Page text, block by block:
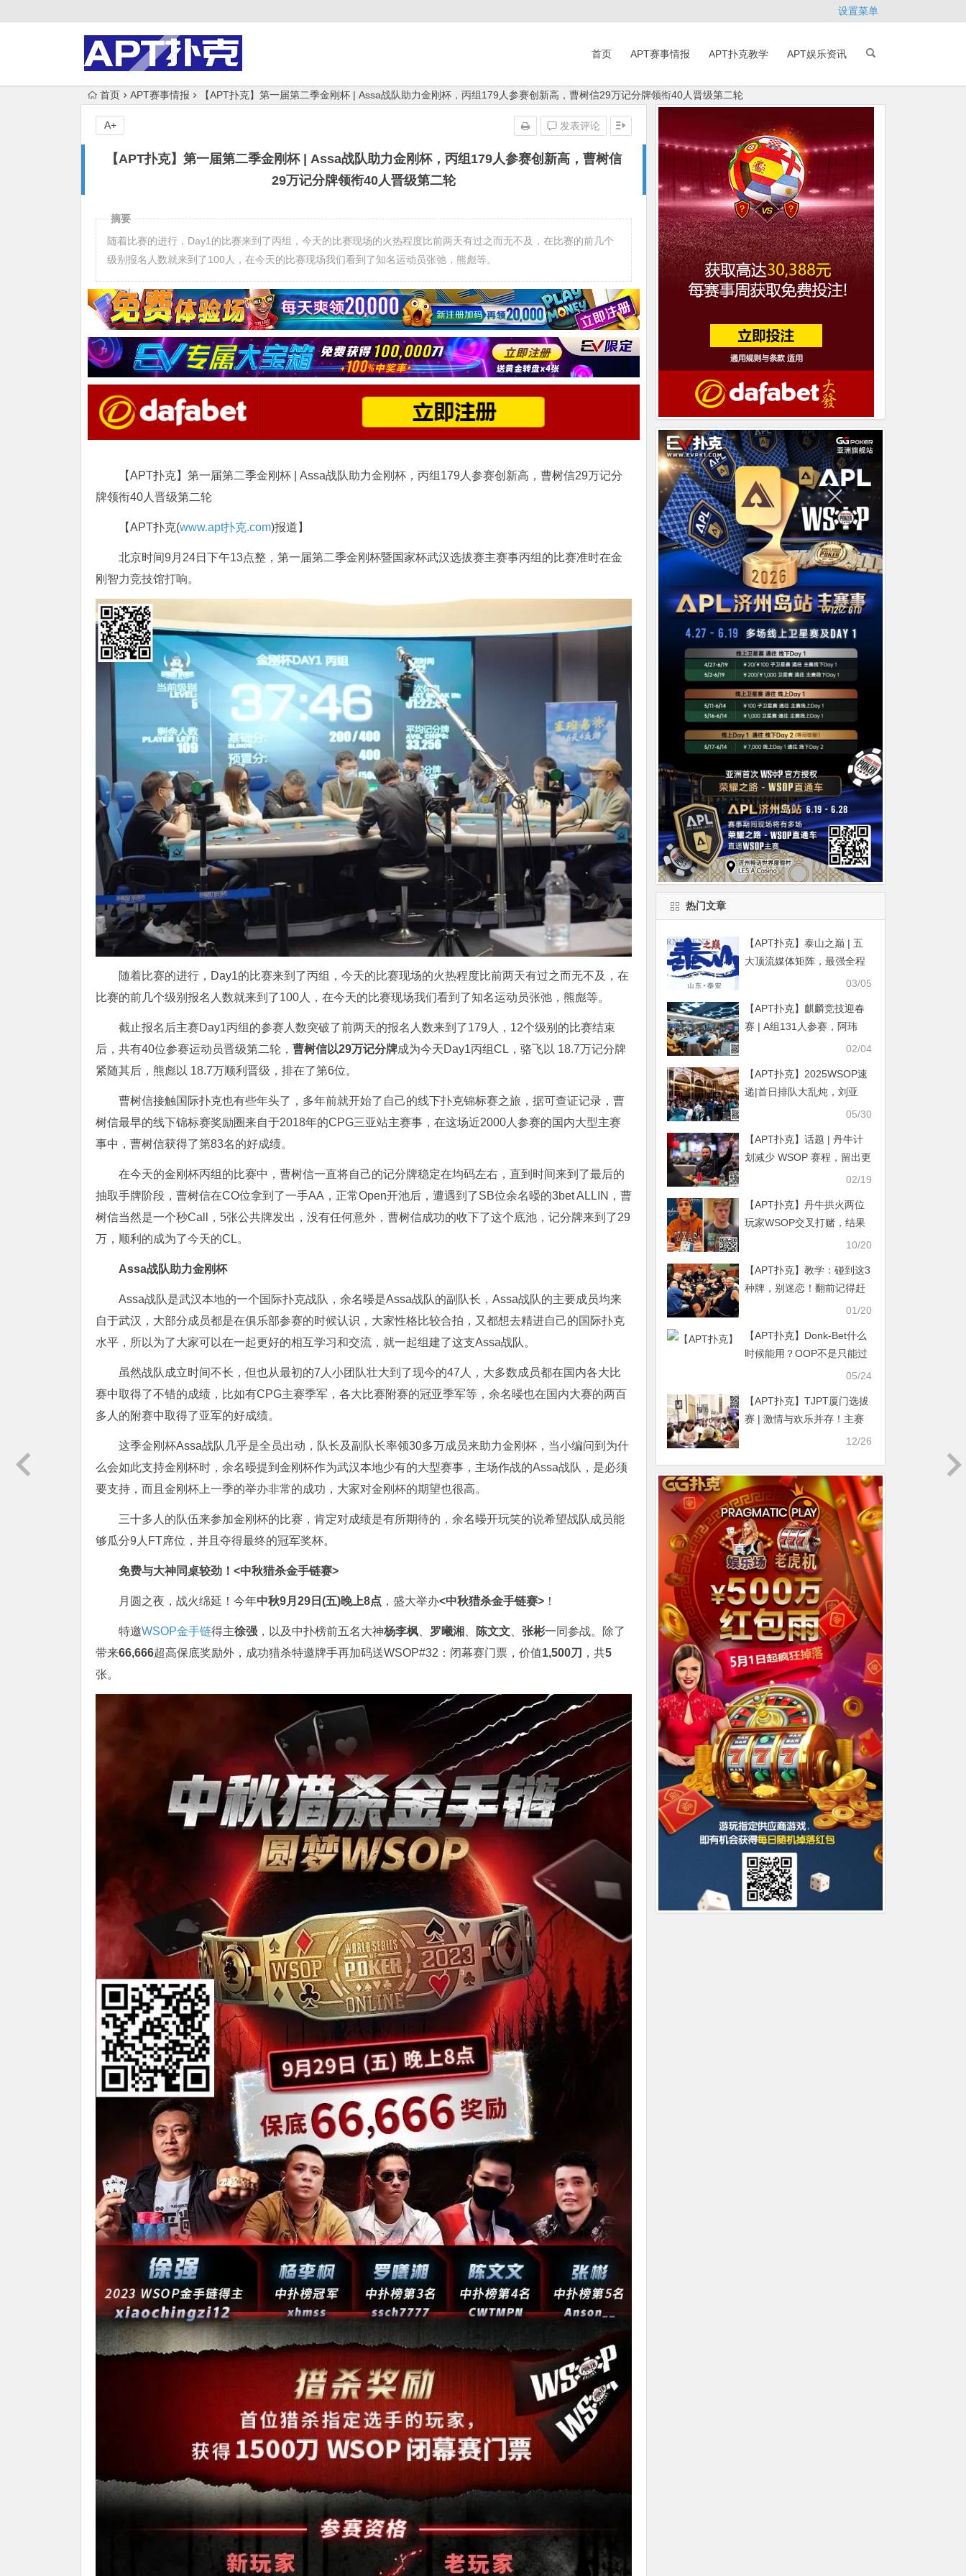
设置菜单
首页 APT赛事情报 APT扑克教学 APT娱乐资讯
首页 APT赛事情报 【APT扑克】第一届第二季金刚杯 | Assa战队助力金刚杯，丙组179人参赛创新高，曹树信29万记分牌领衔40人晋级第二轮
【APT扑克】第一届第二季金刚杯 | Assa战队助力金刚杯，丙组179人参赛创新高，曹树信
29万记分牌领衔40人晋级第二轮
发表评论
A+
摘要
随着比赛的进行，Day1的比赛来到了丙组，今天的比赛现场的火热程度比前两天有过之而无不及，在比赛的前几个
级别报名人数就来到了100人，在今天的比赛现场我们看到了知名运动员张弛，熊彪等。
【APT扑克】第一届第二季金刚杯 | Assa战队助力金刚杯，丙组179人参赛创新高，曹树信29万记分
牌领衔40人晋级第二轮
【APT扑克(www.apt扑克.com)报道】
北京时间9月24日下午13点整，第一届第二季金刚杯暨国家杯武汉选拔赛主赛事丙组的比赛准时在金
刚智力竞技馆打响。
随着比赛的进行，Day1的比赛来到了丙组，今天的比赛现场的火热程度比前两天有过之而无不及，在
比赛的前几个级别报名人数就来到了100人，在今天的比赛现场我们看到了知名运动员张弛，熊彪等。
截止报名后主赛Day1丙组的参赛人数突破了前两天的报名人数来到了179人，12个级别的比赛结束
后，共有40位参赛运动员晋级第二轮， 曹树信以29万记分牌成为今天Day1丙组CL，骆飞以 18.7万记分牌
紧随其后，熊彪以 18.7万顺利晋级，排在了第6位。
曹树信接触国际扑克也有些年头了，多年前就开始了自己的线下扑克锦标赛之旅，据可查证记录，曹
树信最早的线下锦标赛奖励圈来自于2018年的CPG三亚站主赛事，在这场近2000人参赛的国内大型主赛
事中，曹树信获得了第83名的好成绩。
在今天的金刚杯丙组的比赛中，曹树信一直将自己的记分牌稳定在均码左右，直到时间来到了最后的
抽取手牌阶段，曹树信在CO位拿到了一手AA，正常Open开池后，遭遇到了SB位余名暥的3bet ALLIN，曹
树信当然是一个秒Call，5张公共牌发出，没有任何意外，曹树信成功的收下了这个底池，记分牌来到了29
万，顺利的成为了今天的CL。
Assa战队助力金刚杯
Assa战队是武汉本地的一个国际扑克战队，余名暥是Assa战队的副队长，Assa战队的主要成员均来
自于武汉，大部分成员都是在俱乐部参赛的时候认识，大家性格比较合拍，又都想去精进自己的国际扑克
水平，所以为了大家可以在一起更好的相互学习和交流，就一起组建了这支Assa战队。
虽然战队成立时间不长，但也从最初的7人小团队壮大到了现今的47人，大多数成员都在国内各大比
赛中取得了不错的成绩，比如有CPG主赛季军，各大比赛附赛的冠亚季军等，余名暥也在国内大赛的两百
多人的附赛中取得了亚军的好成绩。
这季金刚杯Assa战队几乎是全员出动，队长及副队长率领30多万成员来助力金刚杯，当小编问到为什
么会如此支持金刚杯时，余名暥提到金刚杯作为武汉本地少有的大型赛事，主场作战的Assa战队，是必须
要支持，而且金刚杯上一季的举办非常的成功，大家对金刚杯的期望也很高。
三十多人的队伍来参加金刚杯的比赛，肯定对成绩是有所期待的，余名暥开玩笑的说希望战队成员能
够瓜分9人FT席位，并且夺得最终的冠军奖杯。
免费与大神同桌较劲！ <中秋猎杀金手链赛>
月圆之夜，战火绵延！今年中秋9月29日(五)晚上8点 ，盛大举办<中秋猎杀金手链赛> ！
特邀WSOP金手链得主徐强 ，以及中扑榜前五名大神杨李枫 罗曦湘 陈文文 张彬一同参战。除了
带来66,666超高保底奖励外，成功猎杀特邀牌手再加码送WSOP#32：闭幕赛门票，价值1,500刀 ，共5
张。
热门文章
【APT扑克】泰山之巅 | 五
大顶流媒体矩阵，最强全程
直播 +中扑榜全赛计入+ 现
对决来袭
03/05
【APT扑克】麒麟竞技迎春
赛 | A组131人参赛，阿玮
02/04
【APT扑克】2025WSOP速
递|首日排队大乱炖，刘亚
运、茅人及、蒲蔚然强势晋
05/30
【APT扑克】话题 | 丹牛计
划减少 WSOP 赛程，留出更
02/19
【APT扑克】丹牛拱火两位
玩家WSOP交叉打赌，结果
10/20
【APT扑克】教学：碰到这3
种牌，别迷恋！翻前记得赶
01/20
【APT扑克】Donk-Bet什么
时候能用？OOP不是只能过
05/24
【APT扑克】TJPT厦门选拔
赛 | 激情与欢乐并存！主赛
总参赛人次为1221人次，12/26